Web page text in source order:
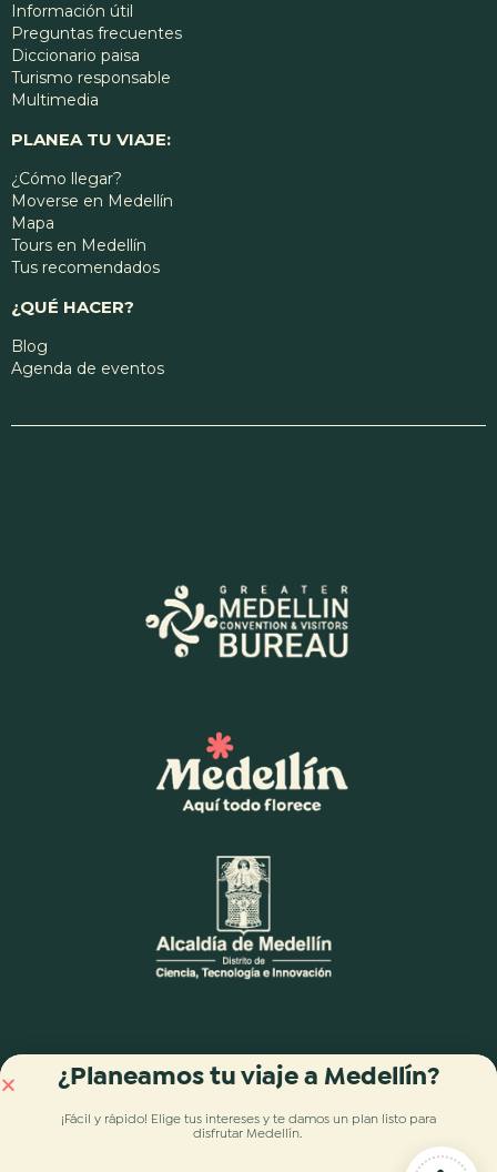
Información útil
Preguntas frecuentes
Diccionario paisa
Turismo responsable
Multimedia
PLANEA TU VIAJE:
¿Cómo llegar?
Moverse en Medellín
Mapa
Tours en Medellín
Tus recomendados
¿QUÉ HACER?
Blog
Agenda de eventos
¿Planeamos tu viaje a Medellín?
¡Fácil y rápido! Elige tus intereses y te damos un plan listo para
disfrutar Medellín.